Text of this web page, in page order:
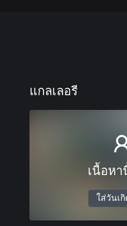
แกลเลอรี
เนื้อห
ใส่วันเ